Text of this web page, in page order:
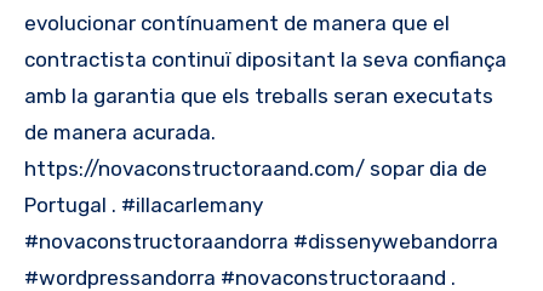
evolucionar contínuament de manera que el
contractista continuï dipositant la seva confiança
amb la garantia que els treballs seran executats
de manera acurada.
https://novaconstructoraand.com/ sopar dia de
Portugal . #illacarlemany
#novaconstructoraandorra #dissenywebandorra
#wordpressandorra #novaconstructoraand .